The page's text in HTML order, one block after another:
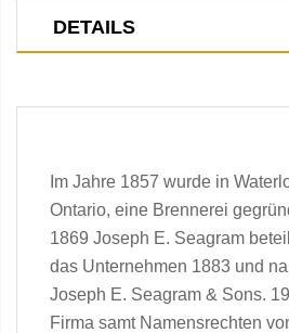
DETAILS
Im Jahre 1857 wurde in
Ontario, eine Brennerei
1869 Joseph E. Seagram
das Unternehmen 1883 und
Joseph E. Seagram & Sons.
Firma samt Namensrechten